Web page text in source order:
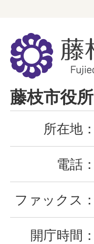
藤
枝
市
Fujieda
City
藤枝市役所
所在地：
電話：
ファックス：
開庁時間：